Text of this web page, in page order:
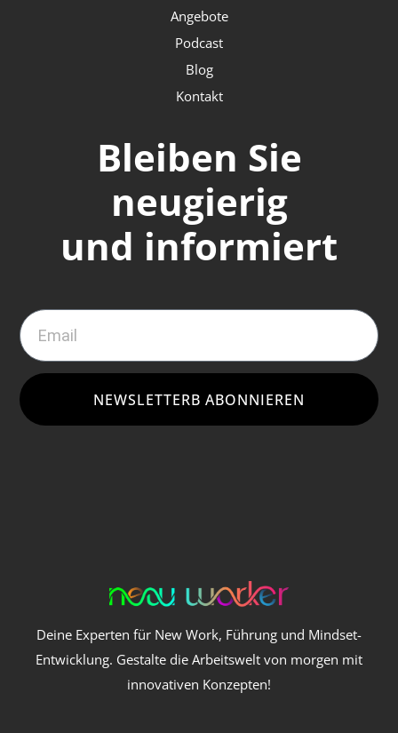
Angebote
Podcast
Blog
Kontakt
Bleiben Sie
neugierig
und informiert
NEWSLETTERB ABONNIEREN
Deine Experten für New Work, Führung und Mindset-
Entwicklung. Gestalte die Arbeitswelt von morgen mit
innovativen Konzepten!